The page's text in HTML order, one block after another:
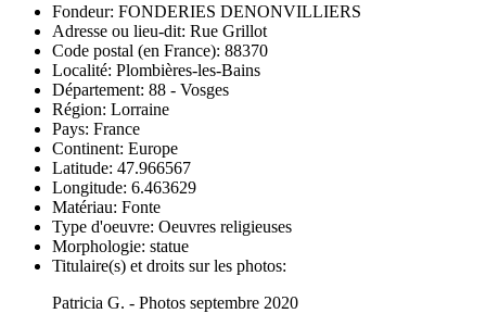
Fondeur: FONDERIES DENONVILLIERS
Adresse ou lieu-dit: Rue Grillot
Code postal (en France): 88370
Localité: Plombières-les-Bains
Département: 88 - Vosges
Région: Lorraine
Pays: France
Continent: Europe
Latitude: 47.966567
Longitude: 6.463629
Matériau: Fonte
Type d'oeuvre: Oeuvres religieuses
Morphologie: statue
Titulaire(s) et droits sur les photos:
Patricia G. - Photos septembre 2020